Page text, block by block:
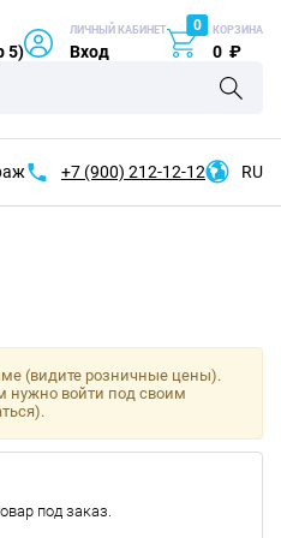
5)
ЛИЧНЫЙ КАБИНЕТ
Вход
0 КОРЗИНА
0 ₽
+7 (900) 212-12-12 RU
(видите розничные цены).
нужно войти под своим
под заказ.